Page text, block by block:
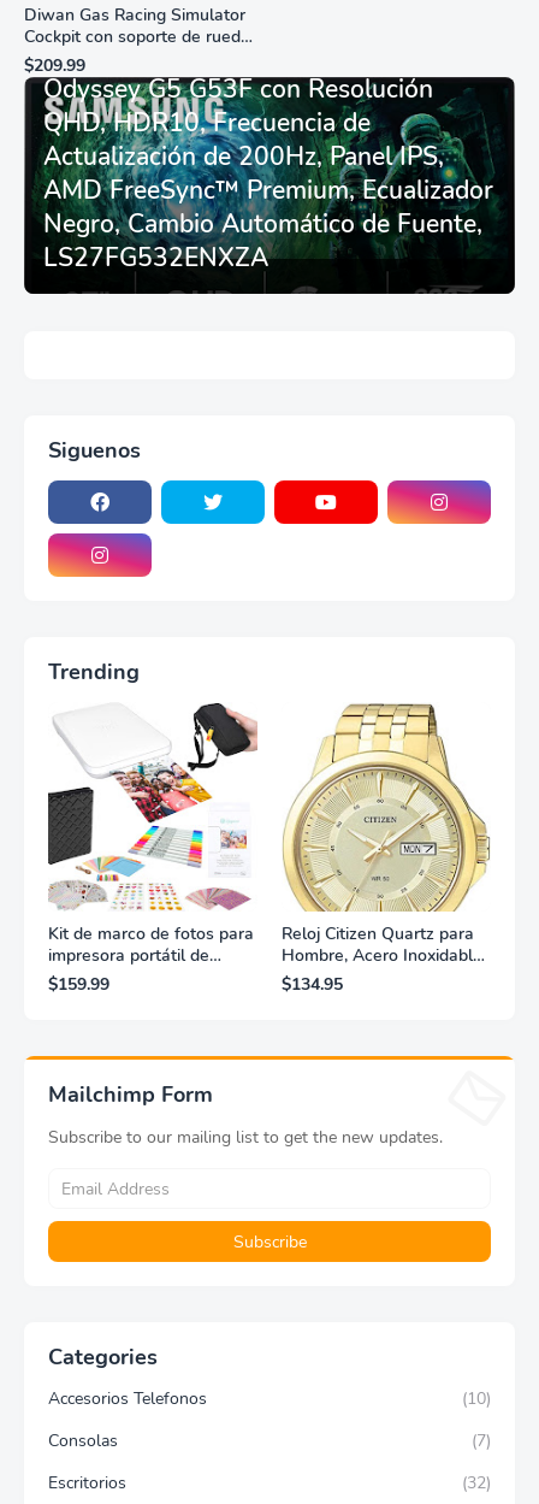
Diwan Gas Racing Simulator
Cockpit con soporte de rueda
de carreras plegable y
asiento - Logitech
G29/920/923/27/25,
Thrustmaster
T248/X/T300RS/T150/458/TX
$209.99
Monitor Gamer SAMSUNG 27”
Odyssey G5 G53F con Resolución
QHD, HDR10, Frecuencia de
Actualización de 200Hz, Panel IPS,
AMD FreeSync™ Premium, Ecualizador
Negro, Cambio Automático de Fuente,
LS27FG532ENXZA
Siguenos
Trending
Kit de marco de fotos para
impresora portátil de
fotografías y vídeos
Lifeprint 3x4,5 (blanca)
$159.99
Reloj Citizen Quartz para
Hombre, Acero Inoxidable,
Clásico, Dorado
$134.95
Mailchimp Form
Subscribe to our mailing list to get the new updates.
Categories
Accesorios Telefonos
(10)
Consolas
(7)
Escritorios
(32)